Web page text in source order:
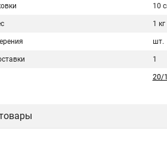
10
1 кг
шт.
1
20/